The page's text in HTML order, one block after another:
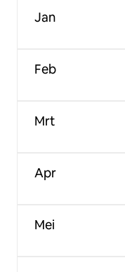
Jan
Feb
Mrt
Apr
Mei